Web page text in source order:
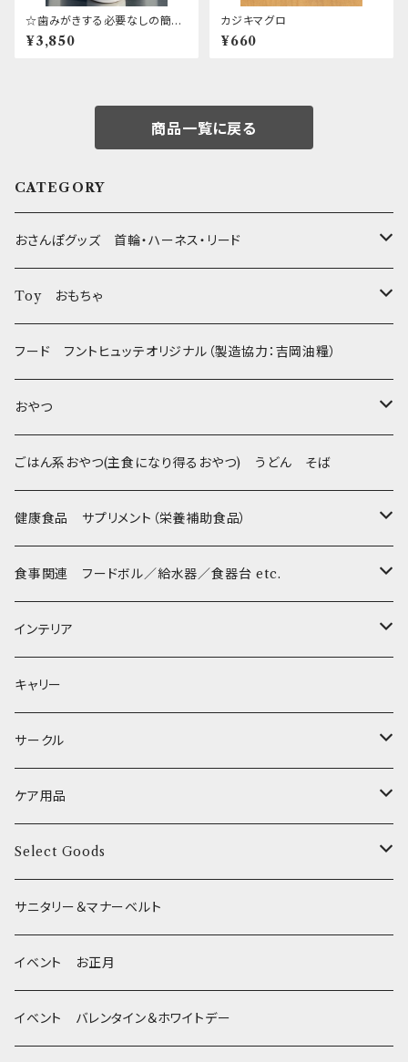
☆歯みがきする必要なしの簡単
デンタルケア！！☆ VET'S BES
T デンタルフォーム
¥3,850
カジキマグロ
¥660
商品一覧に戻る
CATEGORY
おさんぽグッズ 首輪・ハーネス・リード
フントヒュッテオリジナル Gold
Sサイズ(テープ幅1.5cm) _ 首輪&リードセット
Sサイズ(テープ幅1.5cm) _ ハーネス&リードセット
XSサイズ(テープ幅1.0cm) _ ハーネス&リードセット
XSサイズ(テープ幅1.0cm) _ 首輪
フントヒュッテオリジナル Silver(販売終了)
Collar & Leash - XS（超小型犬・幼犬用）
Harness & Leash - XS（超小型犬･幼犬用）
フントヒュッテオリジナル Woven
Harness & Leash - XS
Collar & Leash Set - S
セレクト
幼犬・超小型犬用 _ 幅1.0cm
小型犬用 _ 幅1.5cm
flexi フレキシリード(伸縮リード)
ライト
etc.
Toy おもちゃ
たまごちゃん
BESTEVER / ベストエバー
iDog&iCat
ぬいぐるみ
ラテックスTOY
PomPreece / ポンポリース
デンタル
etc.
BITE ME
フード フントヒュッテオリジナル（製造協力：吉岡油糧）
おやつ
Bon・rupa(ボンルパ)
京
Bonpuchi
職人の味
ジャーキー
和菓子
愛犬の健康おやつ
POCHETINO
etc.
季節限定 お正月
季節限定 バレンタイン&ホワイトデー
季節限定 夏
季節限定 ハロウィン
季節限定 クリスマス
Wonderful Kitchen / (旧)P-ball
ごはん系おやつ(主食になり得るおやつ) うどん そば
健康食品 サプリメント（栄養補助食品）
涙やけ対策
健康維持
食糞防止
食事関連 フードボル／給水器／食器台 etc.
フードボウル
給水器
食器台
インテリア
カドラー／ベッド
トイレ
キャリー
サークル
サークル
サークルカバー
ケア用品
ブラシ類
デンタルケア
除菌・抗菌・消臭
耳
Select Goods
Bichon Frise
サニタリー＆マナーベルト
イベント お正月
イベント バレンタイン＆ホワイトデー